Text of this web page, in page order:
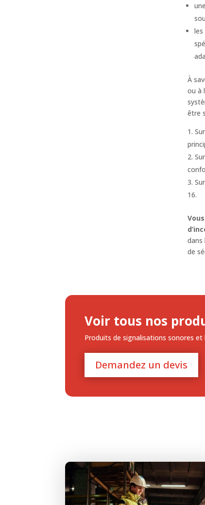
À
ou à
être
16.
dans
de
Voir tous nos
Produits de signalisations sonores
Demandez un devis